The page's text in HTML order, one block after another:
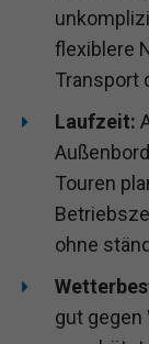
flexiblere
Transport
Laufzeit:
Touren
ohne
gut